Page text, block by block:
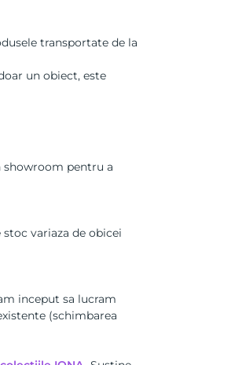
transportate de la
un obiect, este
pentru a
variaza de obicei
inceput sa lucram
(schimbarea